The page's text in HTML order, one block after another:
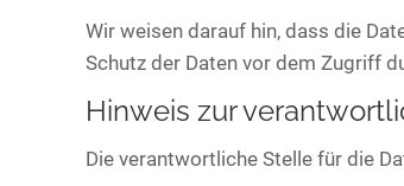
Wir weisen darauf hin, dass die
Schutz der Daten vor dem Zugriff
Hinweis zur
Die verantwortliche Stelle für die